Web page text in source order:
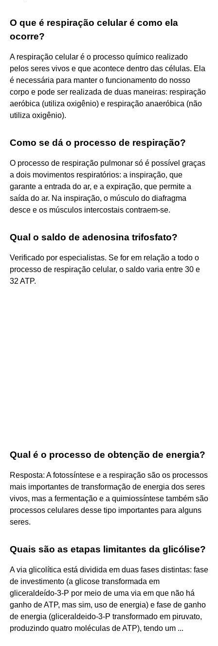
O que é respiração celular é como ela
ocorre?
A respiração celular é o processo químico realizado
pelos seres vivos e que acontece dentro das células. Ela
é necessária para manter o funcionamento do nosso
corpo e pode ser realizada de duas maneiras: respiração
aeróbica (utiliza oxigênio) e respiração anaeróbica (não
utiliza oxigênio).
Como se dá o processo de respiração?
O processo de respiração pulmonar só é possível graças
a dois movimentos respiratórios: a inspiração, que
garante a entrada do ar, e a expiração, que permite a
saída do ar. Na inspiração, o músculo do diafragma
desce e os músculos intercostais contraem-se.
Qual o saldo de adenosina trifosfato?
Verificado por especialistas. Se for em relação a todo o
processo de respiração celular, o saldo varia entre 30 e
32 ATP.
Qual é o processo de obtenção de energia?
Resposta: A fotossíntese e a respiração são os processos
mais importantes de transformação de energia dos seres
vivos, mas a fermentação e a quimiossíntese também são
processos celulares desse tipo importantes para alguns
seres.
Quais são as etapas limitantes da glicólise?
A via glicolítica está dividida em duas fases distintas: fase
de investimento (a glicose transformada em
gliceraldeído-3-P por meio de uma via em que não há
ganho de ATP, mas sim, uso de energia) e fase de ganho
de energia (gliceraldeido-3-P transformado em piruvato,
produzindo quatro moléculas de ATP), tendo um ...